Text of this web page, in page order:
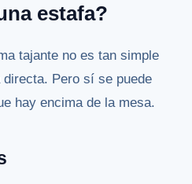
estafa?
tajante no es tan simple
Pero sí se puede
hay encima de la mesa.